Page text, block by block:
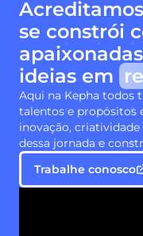
se constrói
ideias em
Aqui na Kepha todos
talentos e propósitos
inovação,
dessa jornada e
Trabalhe conosco